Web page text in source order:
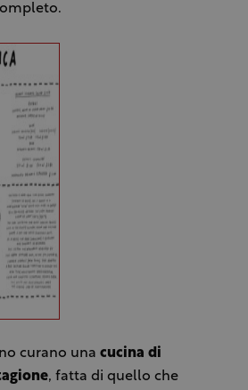
curano una cucina di
, fatta di quello che